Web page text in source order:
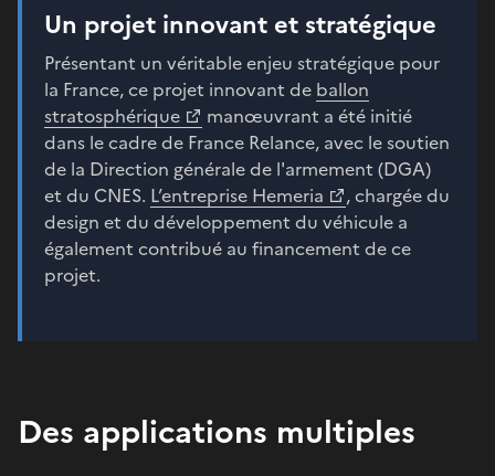
Un projet innovant et stratégique
Présentant un véritable enjeu stratégique pour
la France, ce projet innovant de ballon
stratosphérique
manœuvrant a été initié
dans le cadre de France Relance, avec le soutien
de la Direction générale de l'armement (DGA)
et du CNES. L’entreprise Hemeria
, chargée du
design et du développement du véhicule a
également contribué au financement de ce
projet.
Des applications multiples